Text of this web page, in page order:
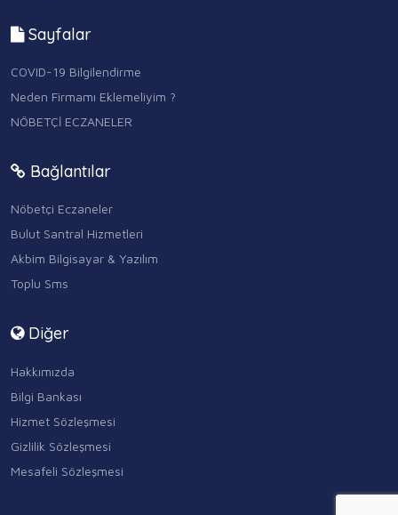
Sayfalar
COVID-19 Bilgilendirme
Neden Firmamı Eklemeliyim ?
NÖBETÇİ ECZANELER
Bağlantılar
Nöbetçi Eczaneler
Bulut Santral Hizmetleri
Akbim Bilgisayar & Yazılım
Toplu Sms
Diğer
Hakkımızda
Bilgi Bankası
Hizmet Sözleşmesi
Gizlilik Sözleşmesi
Mesafeli Sözleşmesi